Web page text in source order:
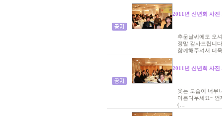
2011년 신년회 사진
추운날씨에도 오
정말 감사드립니
함께해주셔서 더
2011년 신년회 사진
웃는 모습이 너무
아름다우세요~ 언
(…